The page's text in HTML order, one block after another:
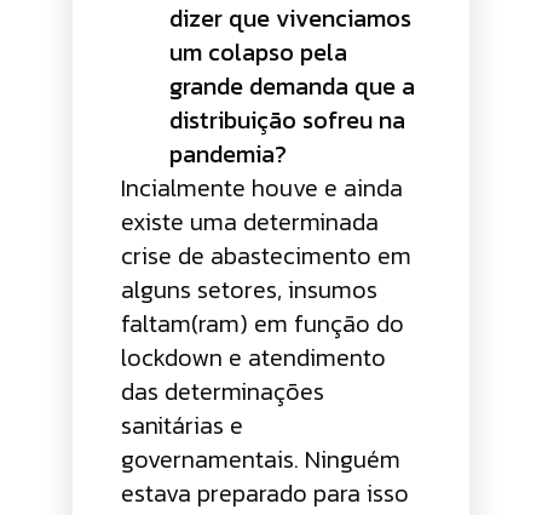
dizer que vivenciamos
um colapso pela
grande demanda que a
distribuição sofreu na
pandemia?
Incialmente houve e ainda
existe uma determinada
crise de abastecimento em
alguns setores, insumos
faltam(ram) em função do
lockdown e atendimento
das determinações
sanitárias e
governamentais. Ninguém
estava preparado para isso